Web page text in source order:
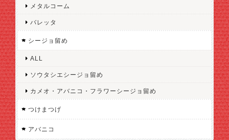
メタルコーム
バレッタ
シージョ留め
ALL
ソウタシエシージョ留め
カメオ・アバニコ・フラワーシージョ留め
つけまつげ
アバニコ